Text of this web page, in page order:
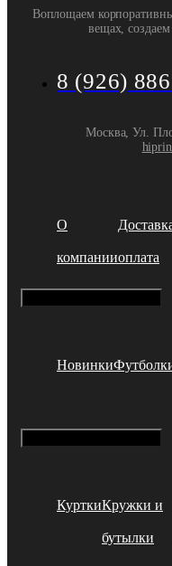
Воплощаем
вещах,
8 (926)
Москва, Ул.
О
компанииоплата
Новинки
КурткиКружки и
бутылки